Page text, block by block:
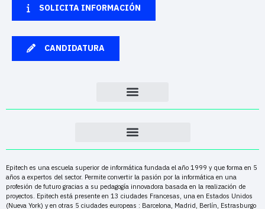
SOLICITA INFORMACIÓN
CANDIDATURA
Epitech es una escuela superior de informática fundada el año 1999 y que forma en 5
años a expertos del sector. Permite convertir la pasión por la informática en una
profesión de futuro gracias a su pedagogía innovadora basada en la realización de
proyectos. Epitech está presente en 13 ciudades Francesas, una en Estados Unidos
(Nueva York) y en otras 5 ciudades europeas : Barcelona, Madrid, Berlín, Estrasburgo